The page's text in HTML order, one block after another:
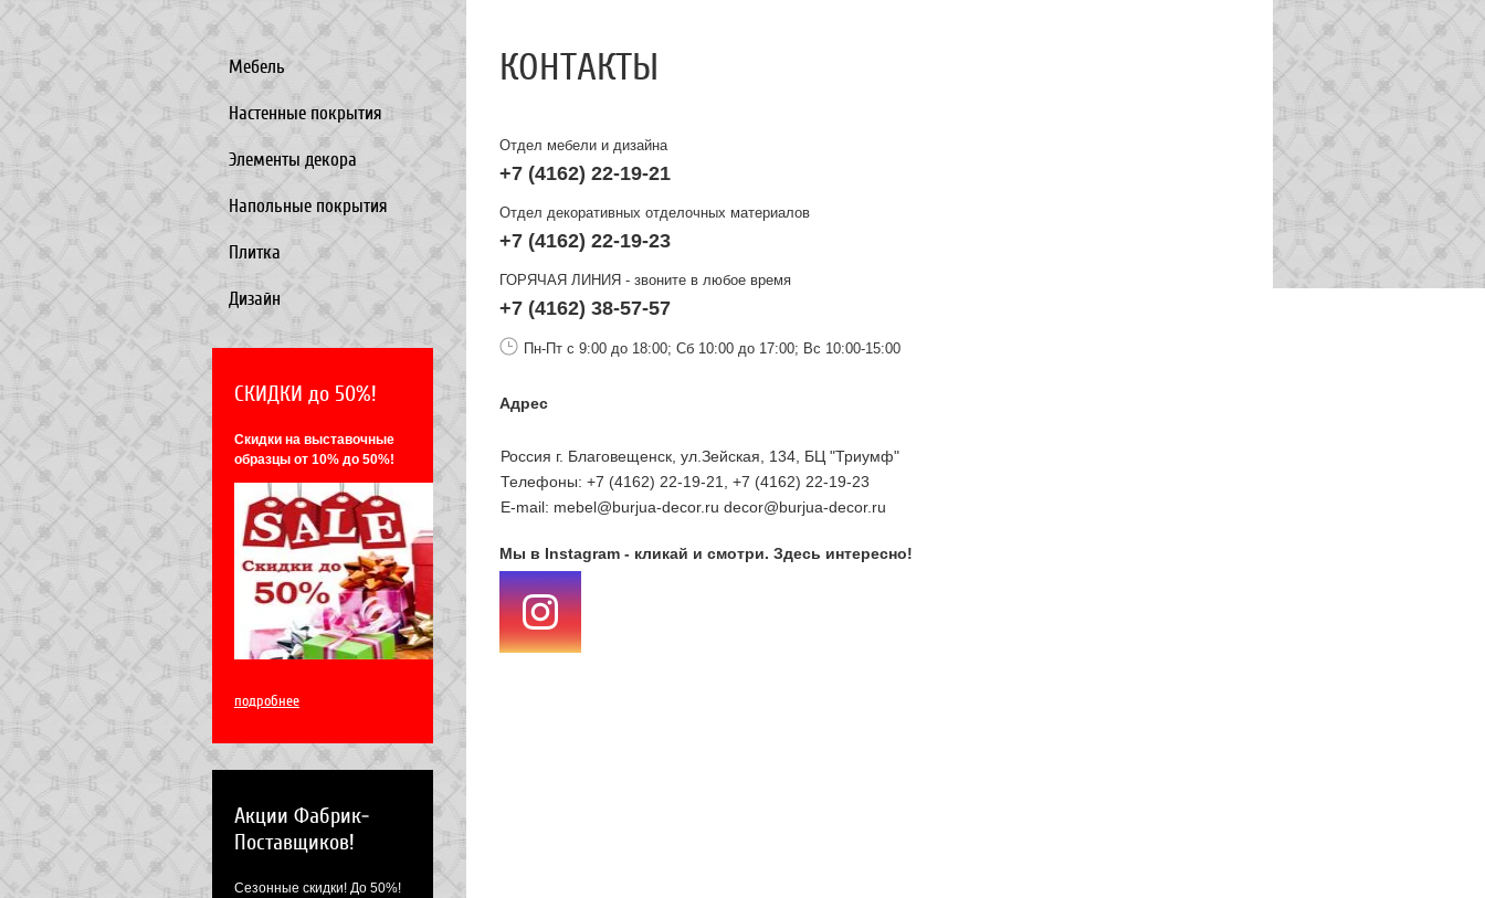
Мебель
Настенные покрытия
Элементы декора
Напольные покрытия
Плитка
Дизайн
СКИДКИ до 50%!
Скидки на выставочные
образцы от 10% до 50%!
подробнее
Акции Фабрик-
Поставщиков!
Сезонные скидки! До 50%!
КОНТАКТЫ
Отдел мебели и дизайна
+7 (4162) 22-19-21
Отдел декоративных отделочных материалов
+7 (4162) 22-19-23
ГОРЯЧАЯ ЛИНИЯ - звоните в любое время
+7 (4162) 38-57-57
Пн-Пт с 9:00 до 18:00; Сб 10:00 до 17:00; Вс 10:00-15:00
Адрес
Россия г. Благовещенск, ул.Зейская, 134, БЦ "Триумф"
Телефоны: +7 (4162) 22-19-21, +7 (4162) 22-19-23
E-mail: mebel@burjua-decor.ru decor@burjua-decor.ru
Мы в Instagram - кликай и смотри. Здесь интересно!